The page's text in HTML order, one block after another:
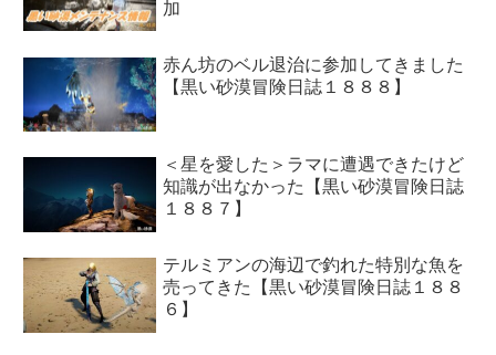
加
赤ん坊のベル退治に参加してきました
【黒い砂漠冒険日誌１８８８】
＜星を愛した＞ラマに遭遇できたけど
知識が出なかった【黒い砂漠冒険日誌
１８８７】
テルミアンの海辺で釣れた特別な魚を
売ってきた【黒い砂漠冒険日誌１８８
６】